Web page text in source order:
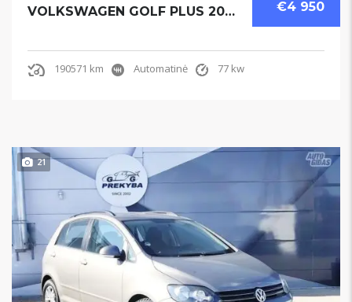
€4 950
VOLKSWAGEN GOLF PLUS 2010
190571 km Automatinė 77 kw
21